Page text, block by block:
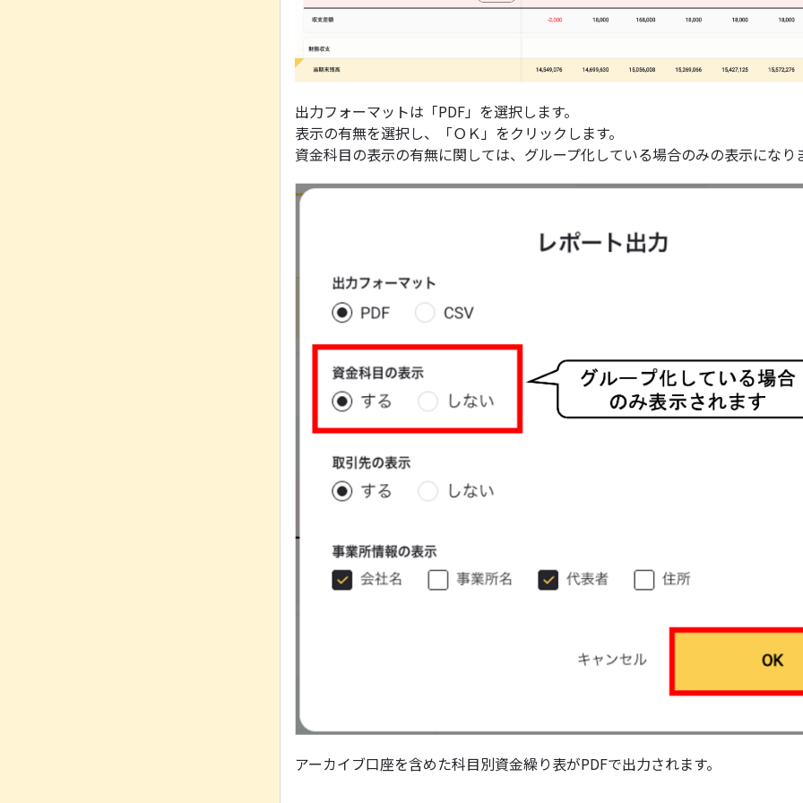
出力フォーマットは「PDF」を選択します。
表示の有無を選択し、「ＯＫ」をクリックします。
資金科目の表示の有無に関しては、グループ化している場合のみの表示になり
アーカイブ口座を含めた科目別資金繰り表がPDFで出力されます。